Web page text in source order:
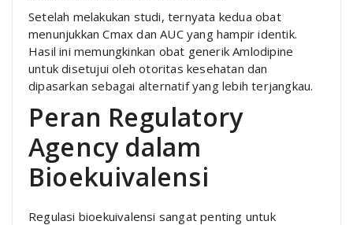
Setelah melakukan studi, ternyata kedua obat
menunjukkan Cmax dan AUC yang hampir identik.
Hasil ini memungkinkan obat generik Amlodipine
untuk disetujui oleh otoritas kesehatan dan
dipasarkan sebagai alternatif yang lebih terjangkau.
Peran Regulatory
Agency dalam
Bioekuivalensi
Regulasi bioekuivalensi sangat penting untuk